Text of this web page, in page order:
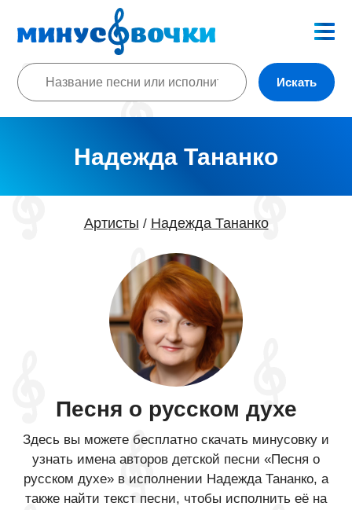
Искать
Надежда Тананко
Артисты / Надежда Тананко
Песня о русском духе
Здесь вы можете бесплатно скачать минусовку и
узнать имена авторов детской песни «Песня о
русском духе» в исполнении Надежда Тананко, а
также найти текст песни, чтобы исполнить её на